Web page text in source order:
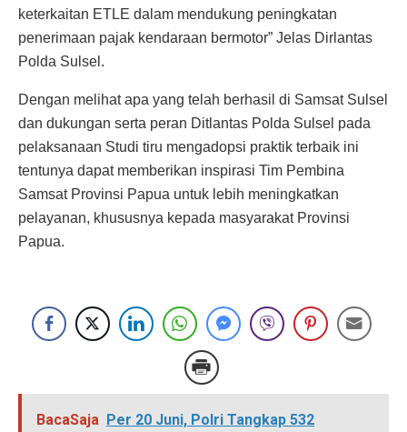
keterkaitan ETLE dalam mendukung peningkatan
penerimaan pajak kendaraan bermotor” Jelas Dirlantas
Polda Sulsel.
Dengan melihat apa yang telah berhasil di Samsat Sulsel
dan dukungan serta peran Ditlantas Polda Sulsel pada
pelaksanaan Studi tiru mengadopsi praktik terbaik ini
tentunya dapat memberikan inspirasi Tim Pembina
Samsat Provinsi Papua untuk lebih meningkatkan
pelayanan, khususnya kepada masyarakat Provinsi
Papua.
BacaSaja Per 20 Juni, Polri Tangkap 532